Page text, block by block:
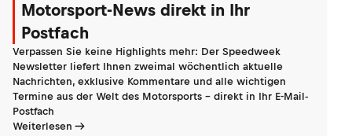
Motorsport-News direkt in Ihr
Postfach
Verpassen Sie keine Highlights mehr: Der Speedweek
Newsletter liefert Ihnen zweimal wöchentlich aktuelle
Nachrichten, exklusive Kommentare und alle wichtigen
Termine aus der Welt des Motorsports - direkt in Ihr E-Mail-
Postfach
Weiterlesen